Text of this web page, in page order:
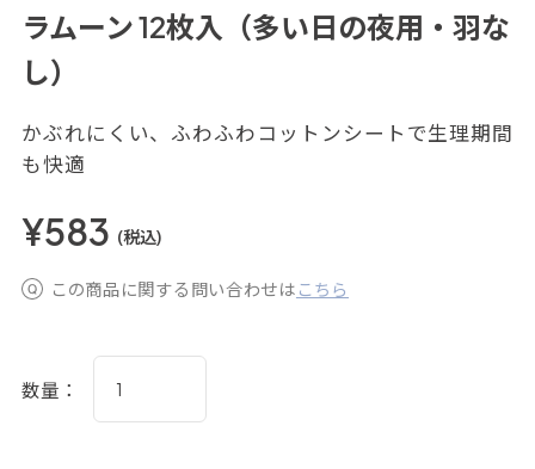
ラムーン 12枚入（多い日の夜用・羽な
し）
かぶれにくい、ふわふわコットンシートで生理期間
も快適
¥583 (税込)
この商品に関する問い合わせは こちら
数量：